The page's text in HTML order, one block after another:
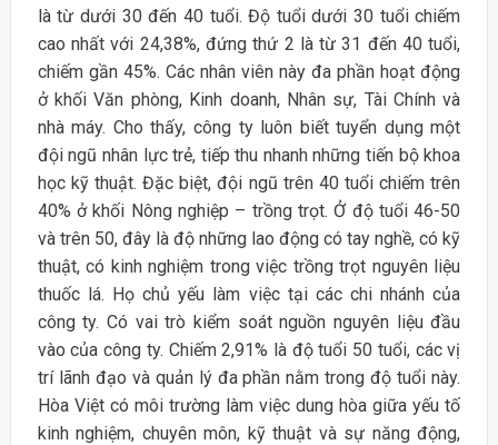
là từ dưới 30 đến 40 tuổi. Độ tuổi dưới 30 tuổi chiếm
cao nhất với 24,38%, đứng thứ 2 là từ 31 đến 40 tuổi,
chiếm gần 45%. Các nhân viên này đa phần hoạt động
ở khối Văn phòng, Kinh doanh, Nhân sự, Tài Chính và
nhà máy. Cho thấy, công ty luôn biết tuyển dụng một
đội ngũ nhân lực trẻ, tiếp thu nhanh những tiến bộ khoa
học kỹ thuật. Đặc biệt, đội ngũ trên 40 tuổi chiếm trên
40% ở khối Nông nghiệp – trồng trọt. Ở độ tuổi 46-50
và trên 50, đây là độ những lao động có tay nghề, có kỹ
thuật, có kinh nghiệm trong việc trồng trọt nguyên liệu
thuốc lá. Họ chủ yếu làm việc tại các chi nhánh của
công ty. Có vai trò kiểm soát nguồn nguyên liệu đầu
vào của công ty. Chiếm 2,91% là độ tuổi 50 tuổi, các vị
trí lãnh đạo và quản lý đa phần nằm trong độ tuổi này.
Hòa Việt có môi trường làm việc dung hòa giữa yếu tố
kinh nghiệm, chuyên môn, kỹ thuật và sự năng động,